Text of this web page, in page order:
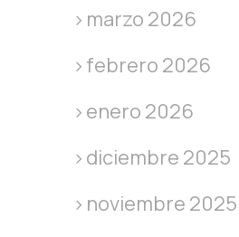
marzo 2026
febrero 2026
enero 2026
diciembre 2025
noviembre 2025